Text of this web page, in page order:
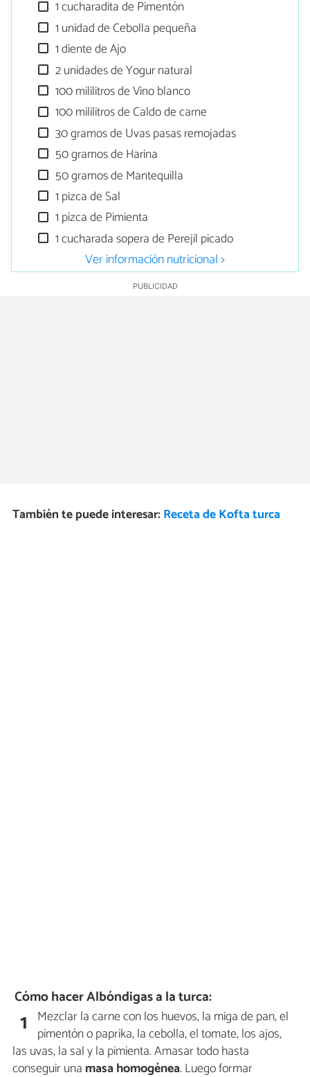
1 cucharadita de Pimentón
1 unidad de Cebolla pequeña
1 diente de Ajo
2 unidades de Yogur natural
100 mililitros de Vino blanco
100 mililitros de Caldo de carne
30 gramos de Uvas pasas remojadas
50 gramos de Harina
50 gramos de Mantequilla
1 pizca de Sal
1 pizca de Pimienta
1 cucharada sopera de Perejil picado
Ver información nutricional >
También te puede interesar: Receta de Kofta turca
Cómo hacer Albóndigas a la turca:
1 Mezclar la carne con los huevos, la miga de pan, el
pimentón o paprika, la cebolla, el tomate, los ajos,
las uvas, la sal y la pimienta. Amasar todo hasta
conseguir una masa homogénea. Luego formar